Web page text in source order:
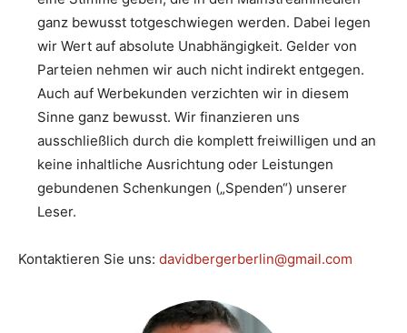
ganz bewusst totgeschwiegen werden. Dabei legen
wir Wert auf absolute Unabhängigkeit. Gelder von
Parteien nehmen wir auch nicht indirekt entgegen.
Auch auf Werbekunden verzichten wir in diesem
Sinne ganz bewusst. Wir finanzieren uns
ausschließlich durch die komplett freiwilligen und an
keine inhaltliche Ausrichtung oder Leistungen
gebundenen Schenkungen („Spenden“) unserer
Leser.
Kontaktieren Sie uns: davidbergerberlin@gmail.com